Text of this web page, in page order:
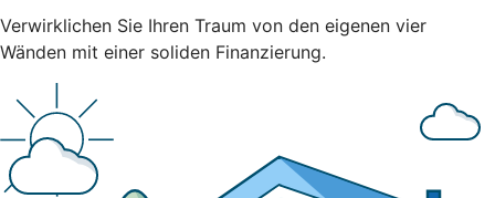
Verwirklichen Sie Ihren Traum von den eigenen vier
Wänden mit einer soliden Finanzierung.